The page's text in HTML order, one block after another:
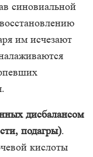
синовиальной
им исчезают
дисбалансом
подагры).
кислоты